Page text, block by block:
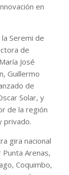
en
Seremi de
de
José
Guillermo
de
Solar, y
de la región
privado.
gira nacional
Arenas,
Coquimbo,